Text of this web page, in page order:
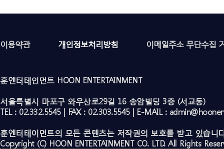
이용약관 개인정보처리방침 이메일주소 무단수집
훈엔터테인먼트 HOON ENTERTAINMENT
서울특별시 마포구 와우산로29길 16 송암빌딩 3층 (서교동)
TEL : 02.332.5545 | FAX : 02.303.5545 | E-MAIL :
훈엔터테이먼트의 모든 콘텐츠는 저작권의 보호를 받고 있습니
Copyright (C) HOON ENTERTAINMENT CO. LTD. All Rights